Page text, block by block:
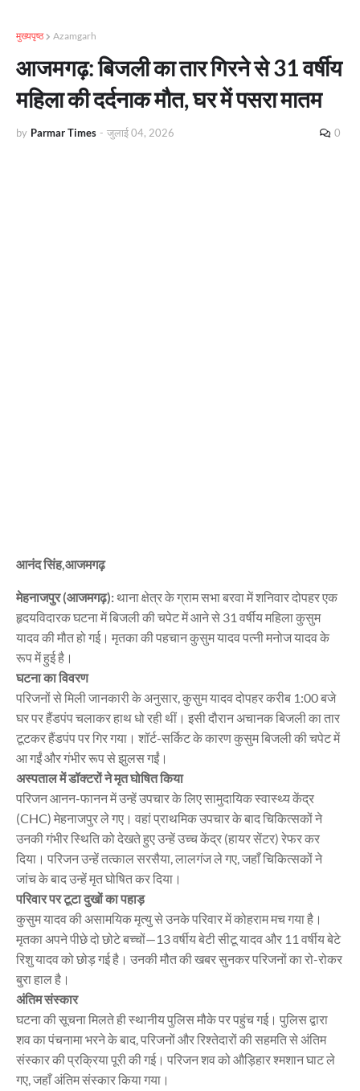
मुख्यपृष्ठ Azamgarh
आजमगढ़: बिजली का तार गिरने से 31 वर्षीय
महिला की दर्दनाक मौत, घर में पसरा मातम
by Parmar Times - जुलाई 04, 2026 0
आनंद सिंह,आजमगढ़
मेहनाजपुर (आजमगढ़): थाना क्षेत्र के ग्राम सभा बरवा में शनिवार दोपहर एक
हृदयविदारक घटना में बिजली की चपेट में आने से 31 वर्षीय महिला कुसुम
यादव की मौत हो गई। मृतका की पहचान कुसुम यादव पत्नी मनोज यादव के
रूप में हुई है।
घटना का विवरण
परिजनों से मिली जानकारी के अनुसार, कुसुम यादव दोपहर करीब 1:00 बजे
घर पर हैंडपंप चलाकर हाथ धो रही थीं। इसी दौरान अचानक बिजली का तार
टूटकर हैंडपंप पर गिर गया। शॉर्ट-सर्किट के कारण कुसुम बिजली की चपेट में
आ गईं और गंभीर रूप से झुलस गईं।
अस्पताल में डॉक्टरों ने मृत घोषित किया
परिजन आनन-फानन में उन्हें उपचार के लिए सामुदायिक स्वास्थ्य केंद्र
(CHC) मेहनाजपुर ले गए। वहां प्राथमिक उपचार के बाद चिकित्सकों ने
उनकी गंभीर स्थिति को देखते हुए उन्हें उच्च केंद्र (हायर सेंटर) रेफर कर
दिया। परिजन उन्हें तत्काल सरसैया, लालगंज ले गए, जहाँ चिकित्सकों ने
जांच के बाद उन्हें मृत घोषित कर दिया।
परिवार पर टूटा दुखों का पहाड़
कुसुम यादव की असामयिक मृत्यु से उनके परिवार में कोहराम मच गया है।
मृतका अपने पीछे दो छोटे बच्चों—13 वर्षीय बेटी सीटू यादव और 11 वर्षीय बेटे
रिशु यादव को छोड़ गई है। उनकी मौत की खबर सुनकर परिजनों का रो-रोकर
बुरा हाल है।
अंतिम संस्कार
घटना की सूचना मिलते ही स्थानीय पुलिस मौके पर पहुंच गई। पुलिस द्वारा
शव का पंचनामा भरने के बाद, परिजनों और रिश्तेदारों की सहमति से अंतिम
संस्कार की प्रक्रिया पूरी की गई। परिजन शव को औड़िहार श्मशान घाट ले
गए, जहाँ अंतिम संस्कार किया गया।